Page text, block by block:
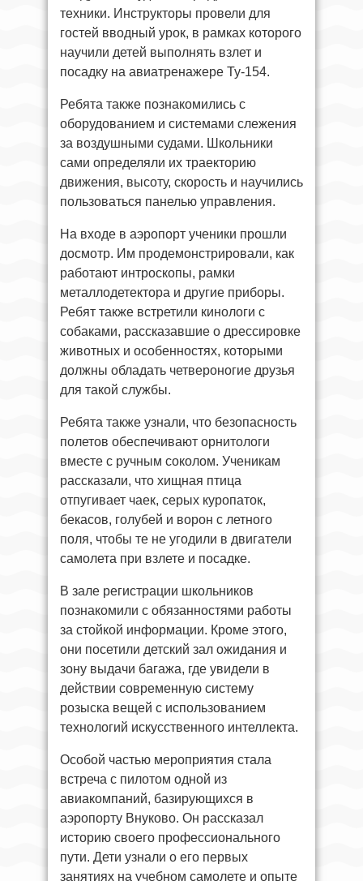
техники. Инструкторы провели для
гостей вводный урок, в рамках которого
научили детей выполнять взлет и
посадку на авиатренажере Ту-154.
Ребята также познакомились с
оборудованием и системами слежения
за воздушными судами. Школьники
сами определяли их траекторию
движения, высоту, скорость и научились
пользоваться панелью управления.
На входе в аэропорт ученики прошли
досмотр. Им продемонстрировали, как
работают интроскопы, рамки
металлодетектора и другие приборы.
Ребят также встретили кинологи с
собаками, рассказавшие о дрессировке
животных и особенностях, которыми
должны обладать четвероногие друзья
для такой службы.
Ребята также узнали, что безопасность
полетов обеспечивают орнитологи
вместе с ручным соколом. Ученикам
рассказали, что хищная птица
отпугивает чаек, серых куропаток,
бекасов, голубей и ворон с летного
поля, чтобы те не угодили в двигатели
самолета при взлете и посадке.
В зале регистрации школьников
познакомили с обязанностями работы
за стойкой информации. Кроме этого,
они посетили детский зал ожидания и
зону выдачи багажа, где увидели в
действии современную систему
розыска вещей с использованием
технологий искусственного интеллекта.
Особой частью мероприятия стала
встреча с пилотом одной из
авиакомпаний, базирующихся в
аэропорту Внуково. Он рассказал
историю своего профессионального
пути. Дети узнали о его первых
занятиях на учебном самолете и опыте